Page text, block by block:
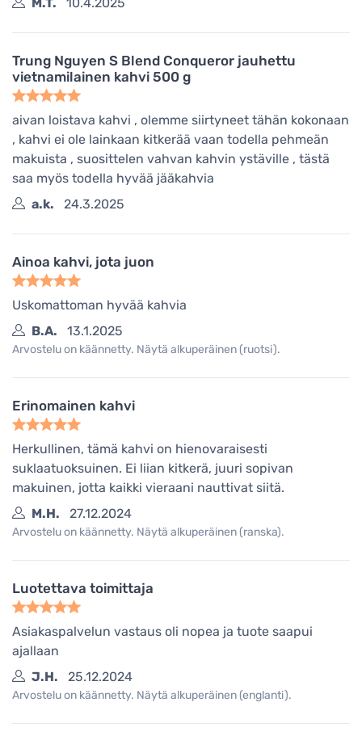
Trung Nguyen S Blend Conqueror jauhettu
vietnamilainen kahvi 500 g
aivan loistava kahvi , olemme siirtyneet tähän kokonaan
, kahvi ei ole lainkaan kitkerää vaan todella pehmeän
makuista , suosittelen vahvan kahvin ystäville , tästä
saa myös todella hyvää jääkahvia
a.k.
24.3.2025
Ainoa kahvi, jota juon
Uskomattoman hyvää kahvia
B.A.
13.1.2025
Arvostelu on käännetty. Näytä alkuperäinen (ruotsi).
Erinomainen kahvi
Herkullinen, tämä kahvi on hienovaraisesti
suklaatuoksuinen. Ei liian kitkerä, juuri sopivan
makuinen, jotta kaikki vieraani nauttivat siitä.
M.H.
27.12.2024
Arvostelu on käännetty. Näytä alkuperäinen (ranska).
Luotettava toimittaja
Asiakaspalvelun vastaus oli nopea ja tuote saapui
ajallaan
J.H.
25.12.2024
Arvostelu on käännetty. Näytä alkuperäinen (englanti).